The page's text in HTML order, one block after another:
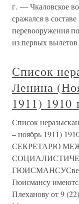
г. — Чкаловское
сражался в
перевооружения
из первых вылетов
Список
Ленина
1911) 1910
Список
– ноябрь 1911)
СЕКРЕТАРЮ
Гюисмансу
Плеханову от 9